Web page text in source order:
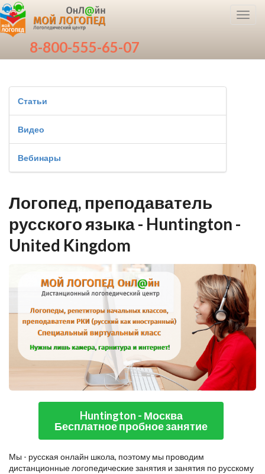
8-800-555-65-07
Статьи
Видео
Вебинары
Логопед, преподаватель
русского языка - Huntington -
United Kingdom
Huntington - Москва
Бесплатное пробное занятие
Мы - русская онлайн школа, поэтому мы проводим
дистанционные логопедические занятия и занятия по русскому